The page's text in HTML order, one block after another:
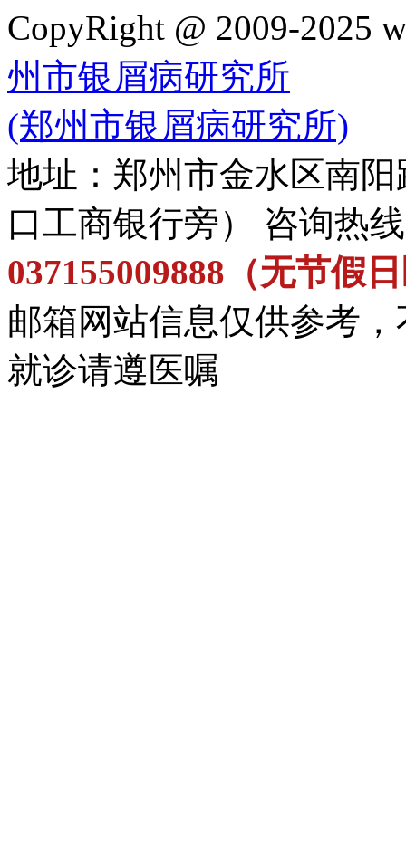
CopyRight @ 2009-2025
州市银屑病研究所
(郑州市银屑病研究所)
地址：郑州市金水区南
口工商银行旁） 咨询热
037155009888（无节假
邮箱网站信息仅供参考
就诊请遵医嘱